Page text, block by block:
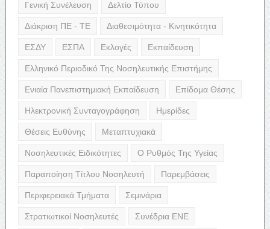
Γενική Συνέλευση Δελτίο Τύπου
Διάκριση ΠΕ - ΤΕ Διαθεσιμότητα - Κινητικότητα
ΕΣΔΥ ΕΣΠΑ Εκλογές Εκπαίδευση
Ελληνικό Περιοδικό Της Νοσηλευτικής Επιστήμης
Ενιαία Πανεπιστημιακή Εκπαίδευση Επίδομα Θέσης
Ηλεκτρονική Συνταγογράφηση Ημερίδες
Θέσεις Ευθύνης Μεταπτυχιακά
Νοσηλευτικές Ειδικότητες Ο Ρυθμός Της Υγείας
Παραποίηση Τίτλου Νοσηλευτή Παρεμβάσεις
Περιφερειακά Τμήματα Σεμινάρια
Στρατιωτικοί Νοσηλευτές Συνέδρια ΕΝΕ